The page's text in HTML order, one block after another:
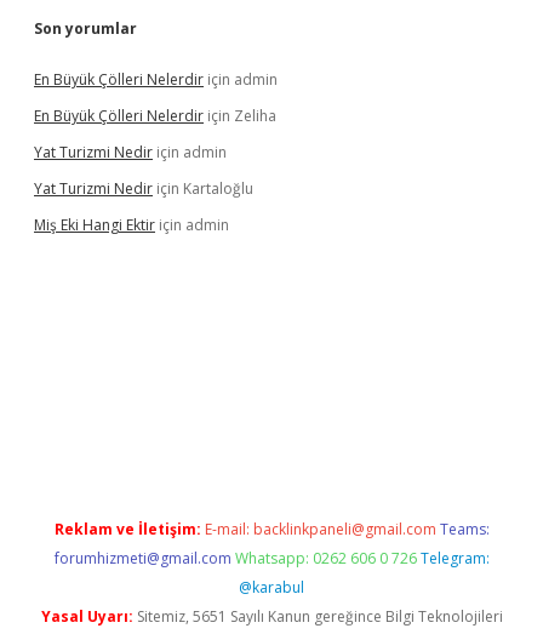
Son yorumlar
En Büyük Çölleri Nelerdir için admin
En Büyük Çölleri Nelerdir için Zeliha
Yat Turizmi Nedir için admin
Yat Turizmi Nedir için Kartaloğlu
Miş Eki Hangi Ektir için admin
Reklam ve İletişim: E-mail: backlinkpaneli@gmail.com Teams:
forumhizmeti@gmail.com Whatsapp: 0262 606 0 726 Telegram:
@karabul
Yasal Uyarı: Sitemiz, 5651 Sayılı Kanun gereğince Bilgi Teknolojileri